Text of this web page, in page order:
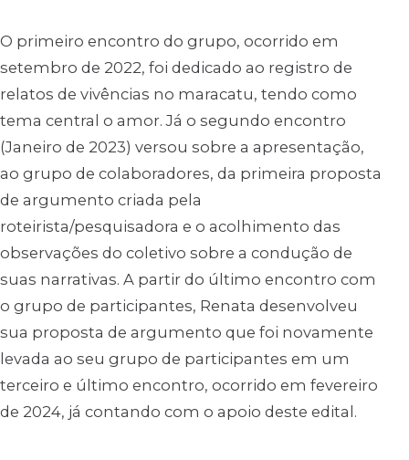
O primeiro encontro do grupo, ocorrido em
setembro de 2022, foi dedicado ao registro de
relatos de vivências no maracatu, tendo como
tema central o amor. Já o segundo encontro
(Janeiro de 2023) versou sobre a apresentação,
ao grupo de colaboradores, da primeira proposta
de argumento criada pela
roteirista/pesquisadora e o acolhimento das
observações do coletivo sobre a condução de
suas narrativas. A partir do último encontro com
o grupo de participantes, Renata desenvolveu
sua proposta de argumento que foi novamente
levada ao seu grupo de participantes em um
terceiro e último encontro, ocorrido em fevereiro
de 2024, já contando com o apoio deste edital.